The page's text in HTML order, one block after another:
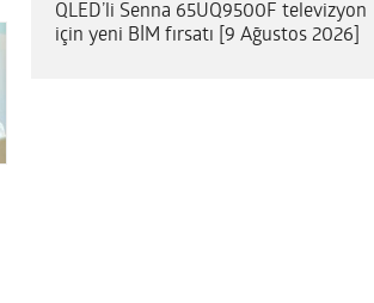
QLED’li Senna 65UQ9500F televizyon
için yeni BİM fırsatı [9 Ağustos 2026]